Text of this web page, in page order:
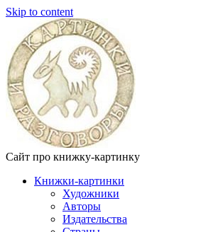
Skip to content
Сайт про книжку-картинку
Книжки-картинки
Художники
Авторы
Издательства